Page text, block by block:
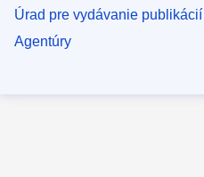
Úrad pre vydávanie
Agentúry